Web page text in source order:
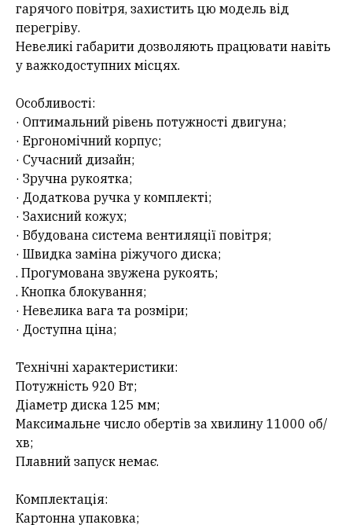
гарячого повітря, захистить цю модель від
перегріву.
Невеликі габарити дозволяють працювати навіть
у важкодоступних місцях.
Особливості:
· Оптимальний рівень потужності двигуна;
· Ергономічний корпус;
· Сучасний дизайн;
· Зручна рукоятка;
· Додаткова ручка у комплекті;
· Захисний кожух;
· Вбудована система вентиляції повітря;
· Швидка заміна ріжучого диска;
. Прогумована звужена рукоять;
. Кнопка блокування;
· Невелика вага та розміри;
· Доступна ціна;
Технічні характеристики:
Потужність 920 Вт;
Діаметр диска 125 мм;
Максимальне число обертів за хвилину 11000 об/
хв;
Плавний запуск немає.
Комплектація:
Картонна упаковка;